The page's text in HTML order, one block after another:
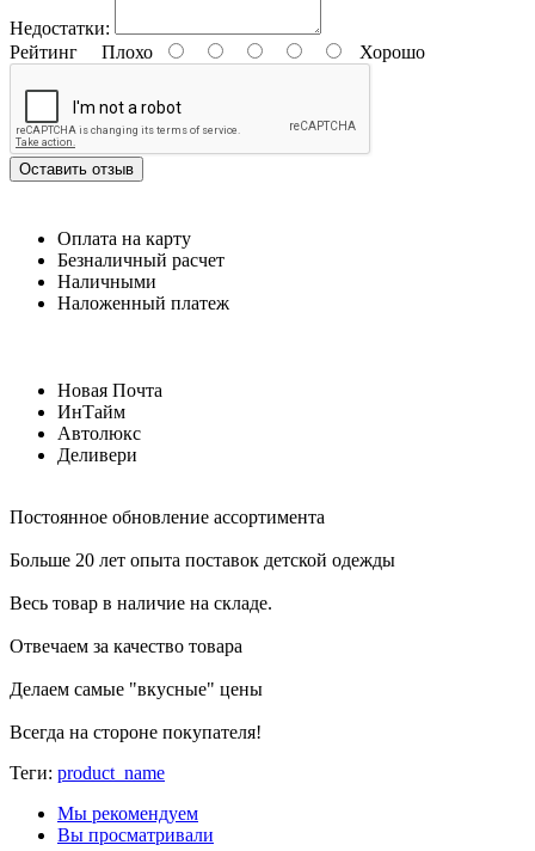
Недостатки:
Рейтинг
Плохо Хорошо
Оставить отзыв
Оплата на карту
Безналичный расчет
Наличными
Наложенный платеж
Новая Почта
ИнТайм
Автолюкс
Деливери
Постоянное обновление ассортимента
Больше 20 лет опыта поставок детской одежды
Весь товар в наличие на складе.
Отвечаем за качество товара
Делаем самые "вкусные" цены
Всегда на стороне покупателя!
Теги: product_name
Мы рекомендуем
Вы просматривали